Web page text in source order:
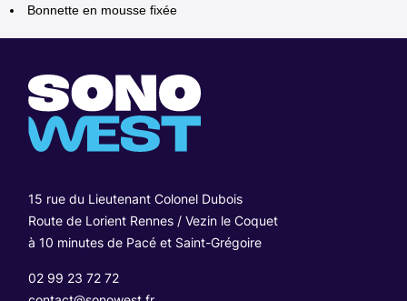
Bonnette en mousse fixée
15 rue du Lieutenant Colonel Dubois
Route de Lorient Rennes / Vezin le Coquet
à 10 minutes de Pacé et Saint-Grégoire
02 99 23 72 72